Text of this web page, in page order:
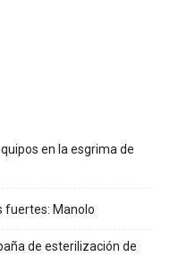
en la esgrima de
fuertes: Manolo
de esterilización de